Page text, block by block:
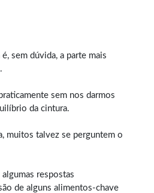
é, sem dúvida, a parte mais
sem nos darmos
da cintura.
muitos talvez se perguntem o
respostas
de alguns alimentos-chave